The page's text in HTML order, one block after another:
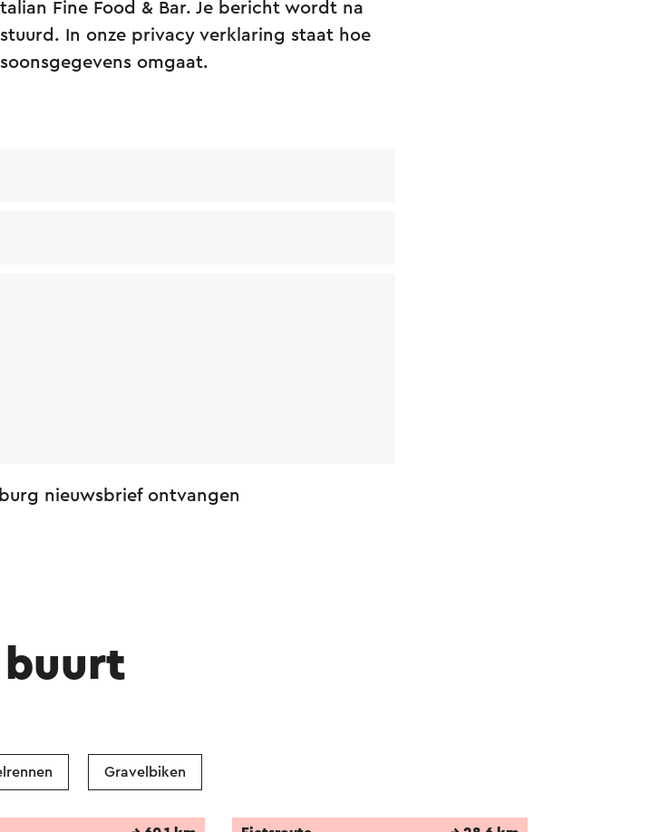
Fine Food & Bar. Je bericht wordt na
In onze privacy verklaring staat hoe
omgaat.
nieuwsbrief ontvangen
buurt
Gravelbiken